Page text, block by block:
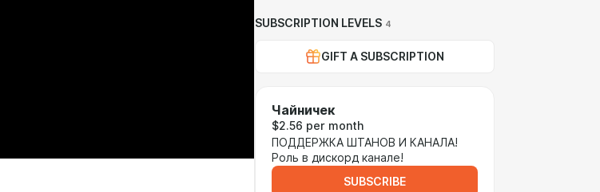
SUBSCRIPTION LEVELS 4
GIFT A SUBSCRIPTION
Чайничек
$2.56 per month
ПОДДЕРЖКА ШТАНОВ И КАНАЛА!
Роль в дискорд канале!
SUBSCRIBE